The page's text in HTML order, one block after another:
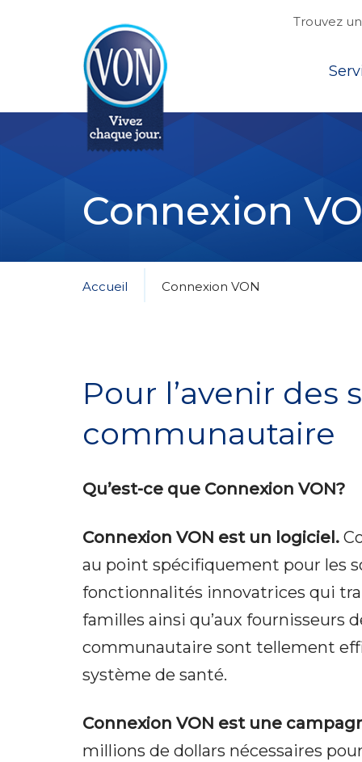
Trouvez
Connexion
Accueil Connexion VON
Pour l’avenir
communautaire
Qu’est-ce que Connexion VON?
Connexion VON est un logiciel.
au point spécifiquement pour les
fonctionnalités innovatrices qui
familles ainsi qu’aux fournisseurs
communautaire sont tellement
système de santé.
Connexion VON est une
millions de dollars nécessaires